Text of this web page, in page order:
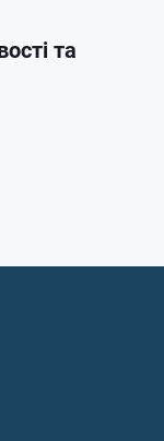
та